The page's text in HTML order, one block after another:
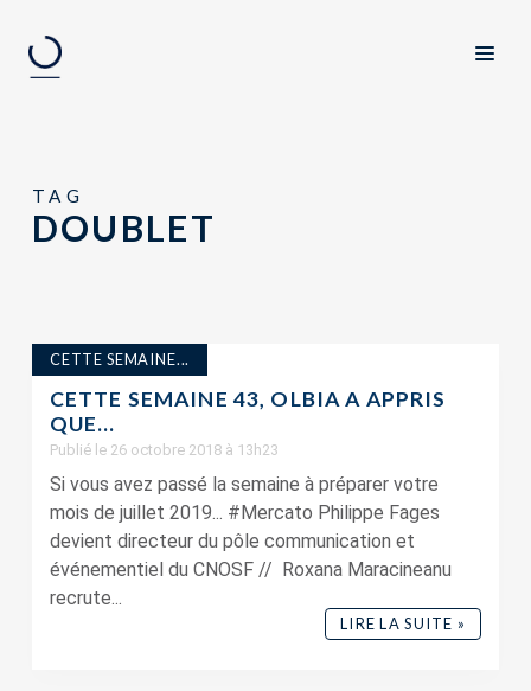
TAG
DOUBLET
CETTE SEMAINE...
CETTE SEMAINE 43, OLBIA A APPRIS
QUE…
Publié le 26 octobre 2018 à 13h23
Si vous avez passé la semaine à préparer votre
mois de juillet 2019... #Mercato Philippe Fages
devient directeur du pôle communication et
événementiel du CNOSF // Roxana Maracineanu
recrute...
LIRE LA SUITE »